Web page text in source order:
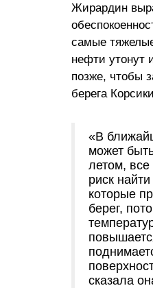
Жирардин
самые
нефти утонут
позже, чтобы
берега
«В
может
летом, все
риск
которые
берег,
сказала